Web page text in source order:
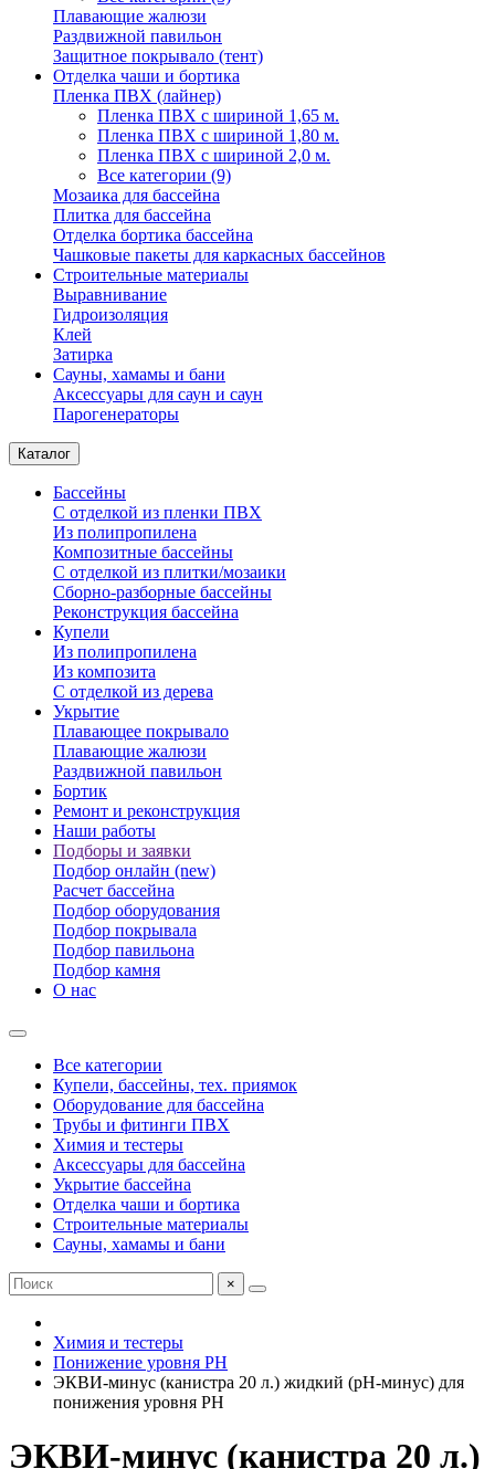
Плавающие жалюзи
Раздвижной павильон
Защитное покрывало (тент)
Отделка чаши и бортика
Пленка ПВХ (лайнер)
Пленка ПВХ с шириной 1,65 м.
Пленка ПВХ с шириной 1,80 м.
Пленка ПВХ с шириной 2,0 м.
Все категории (9)
Мозаика для бассейна
Плитка для бассейна
Отделка бортика бассейна
Чашковые пакеты для каркасных бассейнов
Строительные материалы
Выравнивание
Гидроизоляция
Клей
Затирка
Сауны, хамамы и бани
Аксессуары для саун и саун
Парогенераторы
Каталог
Бассейны
С отделкой из пленки ПВХ
Из полипропилена
Композитные бассейны
С отделкой из плитки/мозаики
Сборно-разборные бассейны
Реконструкция бассейна
Купели
Из полипропилена
Из композита
С отделкой из дерева
Укрытие
Плавающее покрывало
Плавающие жалюзи
Раздвижной павильон
Бортик
Ремонт и реконструкция
Наши работы
Подборы и заявки
Подбор онлайн (new)
Расчет бассейна
Подбор оборудования
Подбор покрывала
Подбор павильона
Подбор камня
О нас
Все категории
Купели, бассейны, тех. приямок
Оборудование для бассейна
Трубы и фитинги ПВХ
Химия и тестеры
Аксессуары для бассейна
Укрытие бассейна
Отделка чаши и бортика
Строительные материалы
Сауны, хамамы и бани
×
Химия и тестеры
Понижение уровня РН
ЭКВИ-минус (канистра 20 л.) жидкий (рН-минус) для
понижения уровня РН
ЭКВИ-минус (канистра 20 л.)